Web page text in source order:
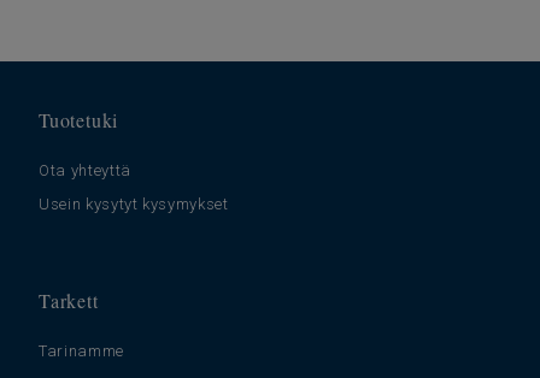
Tuotetuki
Ota yhteyttä
Usein kysytyt kysymykset
Tarkett
Tarinamme